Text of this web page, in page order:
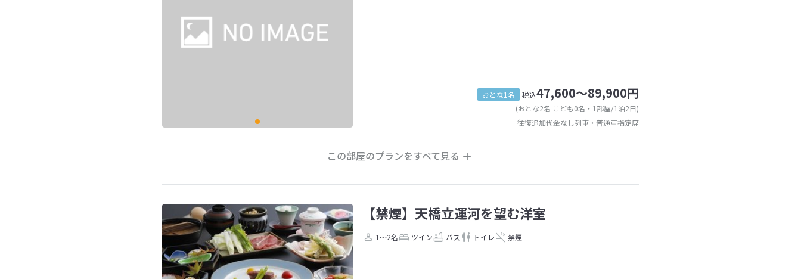
おとな1名 税込47,600～89,900円
(おとな2名 こども0名・1部屋/1泊2日)
往復追加代金なし列車・普通車指定席
この部屋のプランをすべて見る
【禁煙】天橋立運河を望む洋室
1～2名 ツイン バス トイレ 禁煙